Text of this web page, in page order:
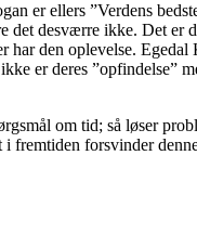
er ellers ”Verdens
det desværre ikke. Det er
har den oplevelse. Egedal
er deres ”opfindelse”
om tid; så løser
i fremtiden forsvinder